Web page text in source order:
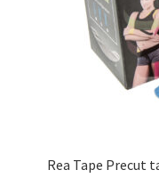
Rea Tape Precut